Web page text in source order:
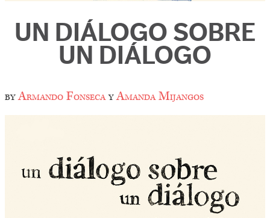
UN DIÁLOGO SOBRE
UN DIÁLOGO
byArmando FonsecayAmanda Mijangos